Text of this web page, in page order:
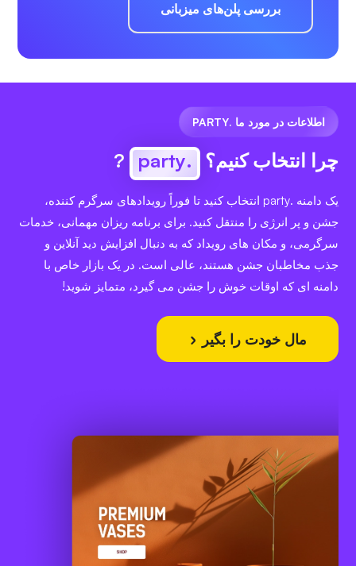
بررسی پلن‌های میزبانی
اطلاعات در مورد ما .PARTY
چرا انتخاب کنیم؟ .party
?
یک دامنه .party انتخاب کنید تا فوراً رویدادهای سرگرم کننده،
جشن و پر انرژی را منتقل کنید. برای برنامه ریزان مهمانی، خدمات
سرگرمی، و مکان های رویداد که به دنبال افزایش دید آنلاین و
جذب مخاطبان جشن هستند، عالی است. در یک بازار خاص با
دامنه ای که اوقات خوش را جشن می گیرد، متمایز شوید!
مال خودت را بگیر